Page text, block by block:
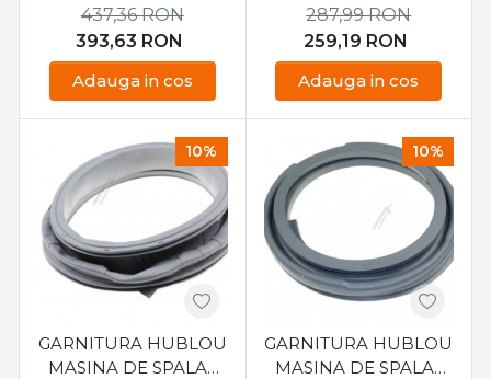
393,63 RON
437,36RON
Adauga in cos
259,19 RON
287,99RON
Adauga in cos
10%
GARNITURA HUBLOU
MASINA DE SPALAT
10%
GARNITURA HUBLOU
MASINA DE SPALAT